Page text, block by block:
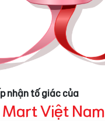
nhận tố giác của
Mart Việt Nam